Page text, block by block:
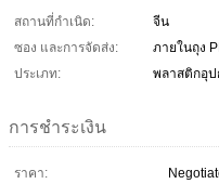
สถานที่กำเนิด:
จีน
ซอง และการจัดส่ง:
ภายในถุง
ประเภท:
พลาสติกอุ
การชำระเงิน
ราคา: